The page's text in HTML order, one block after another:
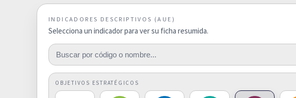
INDICADORES DESCRIPTIVOS (AUE)
Selecciona un indicador para ver su ficha resumida.
OBJETIVOS ESTRATÉGICOS